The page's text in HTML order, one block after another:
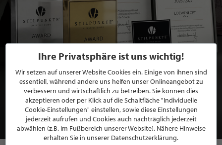
BEWERBEN SIE SICH FÜR EINE GRATIS
MITGLIEDSCHAFT BEI STILPUNKTE®
JETZT GRATIS BEWERBEN
Ihre Privatsphäre ist uns wichtig!
Wir setzen auf unserer Website Cookies ein. Einige von ihnen sind
essentiell, während andere uns helfen unser Onlineangebot zu
verbessern und wirtschaftlich zu betreiben. Sie können dies
akzeptieren oder per Klick auf die Schaltfläche "Individuelle
Cookie-Einstellungen" einstellen, sowie diese Einstellungen
jederzeit aufrufen und Cookies auch nachträglich jederzeit
abwählen (z.B. im Fußbereich unserer Website). Nähere Hinweise
erhalten Sie in unserer Datenschutzerklärung.